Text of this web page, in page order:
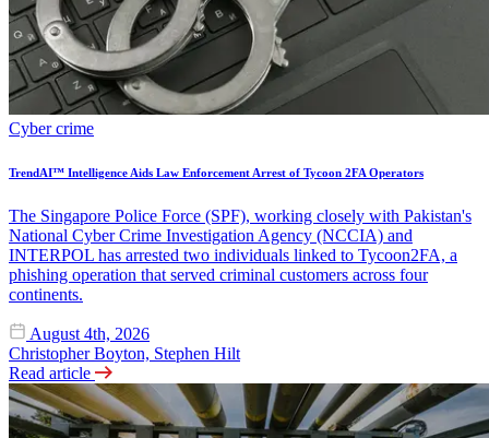
Cyber crime
TrendAI™ Intelligence Aids Law Enforcement Arrest of Tycoon 2FA Operators
The Singapore Police Force (SPF), working closely with Pakistan's
National Cyber Crime Investigation Agency (NCCIA) and
INTERPOL has arrested two individuals linked to Tycoon2FA, a
phishing operation that served criminal customers across four
continents.
August 4th, 2026
Christopher Boyton, Stephen Hilt
Read article